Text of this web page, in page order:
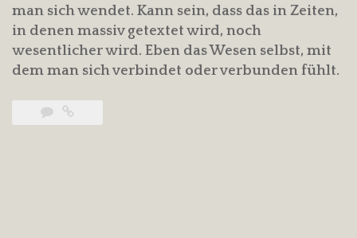
man sich wendet. Kann sein, dass das in Zeiten,
in denen massiv getextet wird, noch
wesentlicher wird. Eben das Wesen selbst, mit
dem man sich verbindet oder verbunden fühlt.